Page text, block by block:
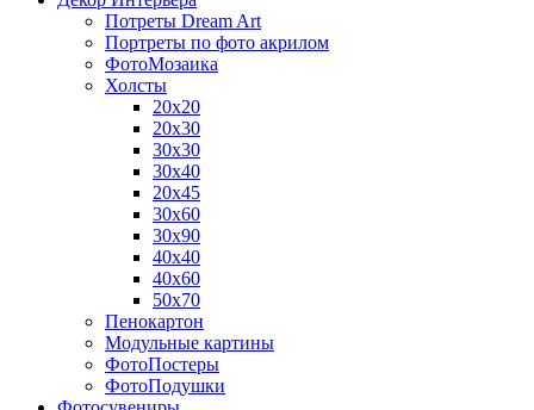
Потреты Dream Art
Портреты по фото акрилом
ФотоМозаика
Холсты
20х20
20х30
30х30
30х40
20х45
30х60
30х90
40х40
40х60
50х70
Пенокартон
Модульные картины
ФотоПостеры
ФотоПодушки